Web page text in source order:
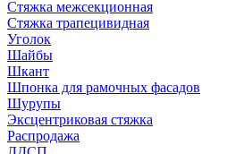
Стяжка межсекционная
Стяжка трапецивидная
Уголок
Шайбы
Шкант
Шпонка для рамочных фасадов
Шурупы
Эксцентриковая стяжка
Распродажа